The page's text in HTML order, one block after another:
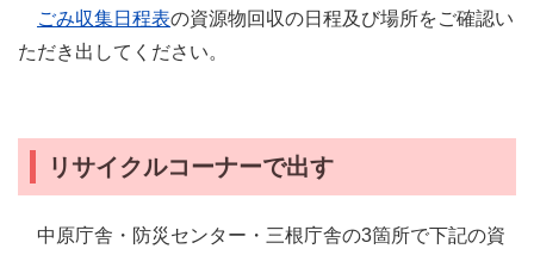
ごみ収集日程表の資源物回収の日程及び場所をご確認い
ただき出してください。
リサイクルコーナーで出す
中原庁舎・防災センター・三根庁舎の3箇所で下記の資